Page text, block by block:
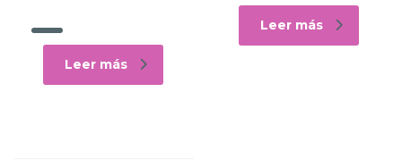
Leer más
Leer más